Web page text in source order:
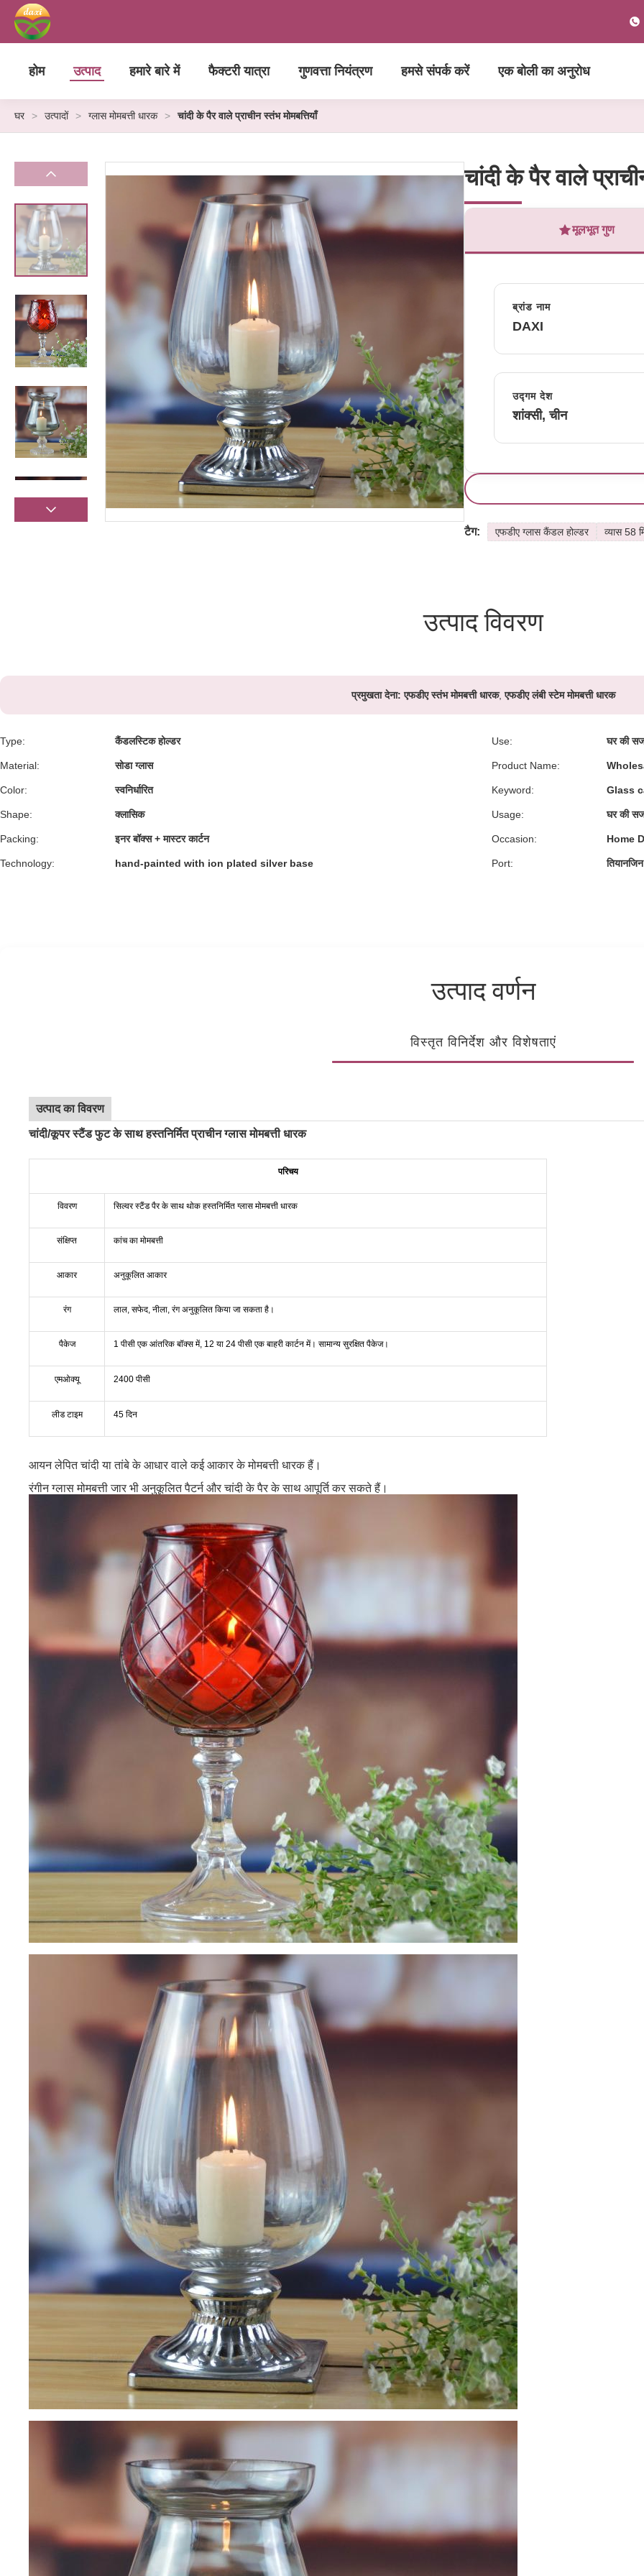
होम उत्पाद हमारे बारे में फैक्टरी यात्रा गुणवत्ता नियंत्रण हमसे संपर्क करें एक बोली का अनुरोध
घर > उत्पादों > ग्लास मोमबत्ती धारक > चांदी के पैर वाले प्राचीन स्तंभ मोमबत्तियाँ
चांदी के पैर वाले
मूलभूत गुण
ब्रांड नाम
DAXI
उद्गम देश
शांक्सी, चीन
टैग: एफडीए ग्लास कैंडल होल्डर व्यास 58
उत्पाद विवरण
प्रमुखता देना: एफडीए स्तंभ मोमबत्ती धारक,एफडीए लंबी स्टेम मोमबत्ती धारक
Type: कैंडलस्टिक होल्डर Use: घर की
Material: सोडा ग्लास Product Name:
Color: स्वनिर्धारित Keyword: Glass
Shape: क्लासिक Usage: घर की
Packing: इनर बॉक्स + मास्टर कार्टन Occasion: Home
Technology: hand-painted with ion plated silver base Port: तियानजिन
उत्पाद वर्णन
विस्तृत विनिर्देश और विशेषताएं
उत्पाद का विवरण
चांदी/कूपर स्टैंड फुट के साथ हस्तनिर्मित प्राचीन ग्लास मोमबत्ती धारक
परिचय
विवरण सिल्वर स्टैंड पैर के साथ थोक हस्तनिर्मित ग्लास मोमबत्ती धारक
संक्षिप्त कांच का मोमबत्ती
आकार अनुकूलित आकार
रंग लाल, सफेद, नीला, रंग अनुकूलित किया जा सकता है।
पैकेज 1 पीसी एक आंतरिक बॉक्स में, 12 या 24 पीसी एक बाहरी कार्टन में। सामान्य सुरक्षित पैकेज।
एमओक्यू 2400 पीसी
लीड टाइम 45 दिन
आयन लेपित चांदी या तांबे के आधार वाले कई आकार के मोमबत्ती धारक हैं।
रंगीन ग्लास मोमबत्ती जार भी अनुकूलित पैटर्न और चांदी के पैर के साथ आपूर्ति कर सकते हैं।